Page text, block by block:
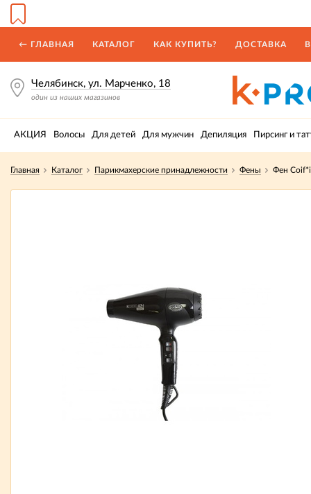
← ГЛАВНАЯ КАТАЛОГ КАК КУПИТЬ? ДОСТАВКА
Челябинск, ул. Марченко, 18
один из наших магазинов
АКЦИЯ Волосы Для детей Для мужчин Депиляция Пирсинг и
Главная Каталог Парикмахерские принадлежности Фены Фен